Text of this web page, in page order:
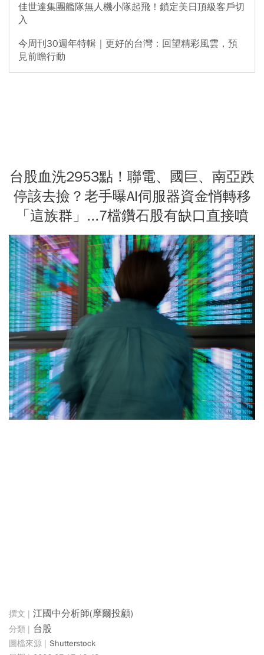
佳世達集團艦隊無人機小隊起飛！鎖定美日頂級客戶切
入
今周刊30週年特輯｜更好的台灣：回望精彩風雲，預
見前瞻行動
台股血洗2953點！聯電、國巨、南亞跌
停該去撿？老手曝AI伺服器資金悄轉移
「這族群」...7檔鑽石股有缺口直接噴
江國中分析師(摩爾投顧)
台股
Shutterstock